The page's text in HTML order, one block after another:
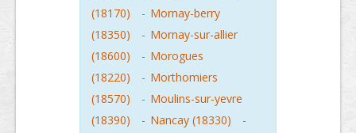
(18170)
- Mornay-berry
(18350)
- Mornay-sur-allier
(18600)
- Morogues
(18220)
- Morthomiers
(18570)
- Moulins-sur-yevre
(18390)
- Nancay (18330)
-